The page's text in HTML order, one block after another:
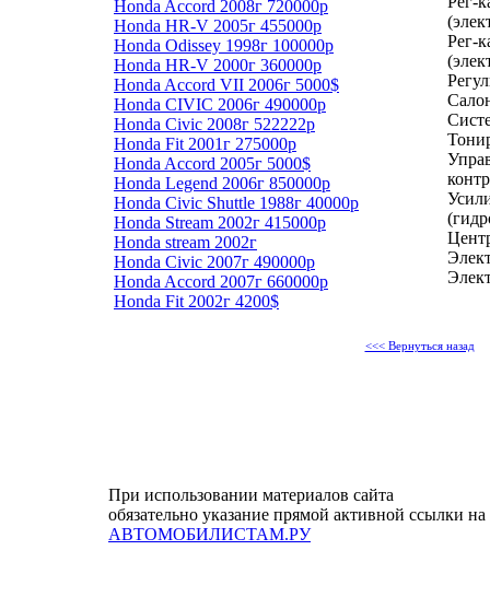
Honda Accord 2008г 720000р
Honda HR-V 2005г 455000р
Honda Odissey 1998г 100000р
Honda HR-V 2000г 360000р
Honda Accord VII 2006г 5000$
Honda CIVIC 2006г 490000р
Honda Civic 2008г 522222р
Honda Fit 2001г 275000р
Honda Accord 2005г 5000$
Honda Legend 2006г 850000р
Honda Civic Shuttle 1988г 40000р
Honda Stream 2002г 415000р
Honda stream 2002г
Honda Civic 2007г 490000р
Honda Accord 2007г 660000р
Honda Fit 2002г 4200$
Рег-
<<< Вернуться назад
При использовании материалов сайта
обязательно указание прямой активной ссылки на
АВТОМОБИЛИСТАМ.РУ